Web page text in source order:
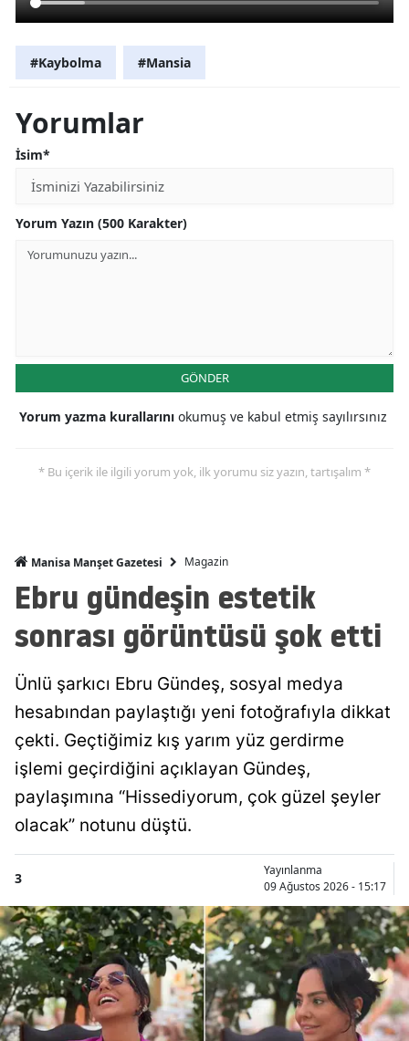
#Kaybolma #Mansia
Yorumlar
İsim*
Yorum Yazın (500 Karakter)
GÖNDER
Yorum yazma kurallarını okumuş ve kabul etmiş sayılırsınız
* Bu içerik ile ilgili yorum yok, ilk yorumu siz yazın, tartışalım *
Manisa Manşet Gazetesi Magazin
Ebru gündeşin estetik
sonrası görüntüsü şok etti
Ünlü şarkıcı Ebru Gündeş, sosyal medya
hesabından paylaştığı yeni fotoğrafıyla dikkat
çekti. Geçtiğimiz kış yarım yüz gerdirme
işlemi geçirdiğini açıklayan Gündeş,
paylaşımına “Hissediyorum, çok güzel şeyler
olacak” notunu düştü.
3
Yayınlanma
09 Ağustos 2026 - 15:17